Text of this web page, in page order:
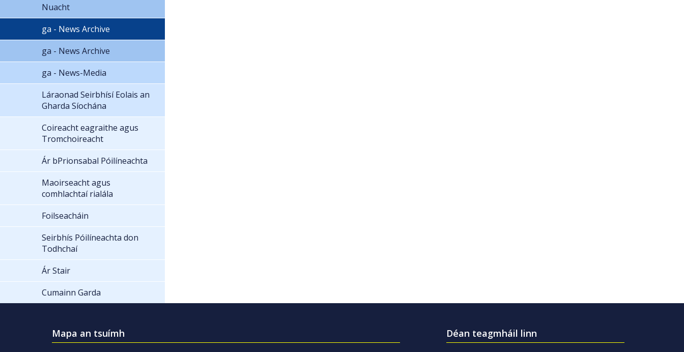
Nuacht
ga - News Archive
ga - News Archive
ga - News-Media
Láraonad Seirbhísí Eolais an
Gharda Síochána
Coireacht eagraithe agus
Tromchoireacht
Ár bPrionsabal Póilíneachta
Maoirseacht agus
comhlachtaí rialála
Foilseacháin
Seirbhís Póilíneachta don
Todhchaí
Ár Stair
Cumainn Garda
Mapa an tsuímh Déan teagmháil linn